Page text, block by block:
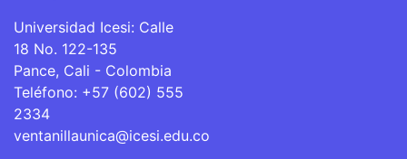
Universidad Icesi: Calle
18 No. 122-135
Pance, Cali - Colombia
Teléfono: +57 (602) 555
2334
ventanillaunica@icesi.edu.co